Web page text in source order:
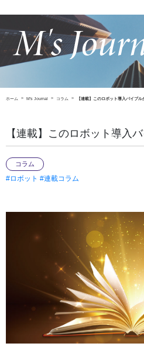
ホーム M's Journal コラム 【連載】このロボット導入バイブル
【連載】このロボット導入
コラム
#ロボット #連載コラム